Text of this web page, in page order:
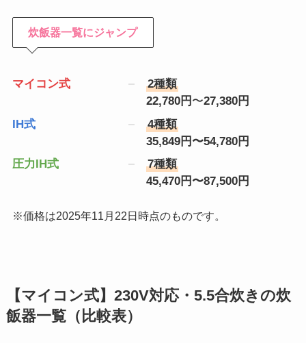
炊飯器一覧にジャンプ
マイコン式
2種類
22,780円 〜27,380円
IH式
4種類
35,849円〜54,780円
圧力IH式
7種類
45,470円〜87,500円
※価格は2025年11月22日時点のものです。
【マイコン式】230V対応・5.5合炊きの炊
飯器一覧（比較表）